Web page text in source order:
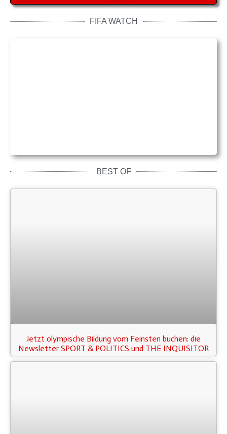
FIFA WATCH
BEST OF
Jetzt olympische Bildung vom Feinsten buchen: die
Newsletter SPORT & POLITICS und THE INQUISITOR